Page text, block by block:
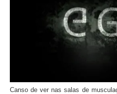
Canso de ver nas salas de